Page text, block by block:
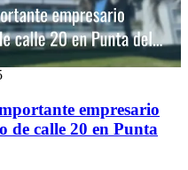
empresario
de calle 20 en Punta